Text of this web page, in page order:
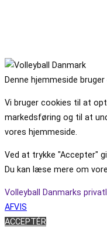
Denne hjemmeside
Vi bruger cookies til at
markedsføring og til at
vores hjemmeside.
Ved at trykke "Accepter"
Du kan læse mere om
Volleyball Danmarks
AFVIS
ACCEPTÉR